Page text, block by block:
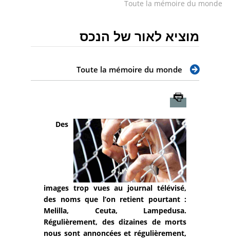
Toute la mémoire du monde
מוציא לאור של הנכס
Toute la mémoire du monde
Des
images trop vues au journal télévisé,
des noms que l’on retient pourtant :
Melilla, Ceuta, Lampedusa.
Régulièrement, des dizaines de morts
nous sont annoncées et régulièrement,